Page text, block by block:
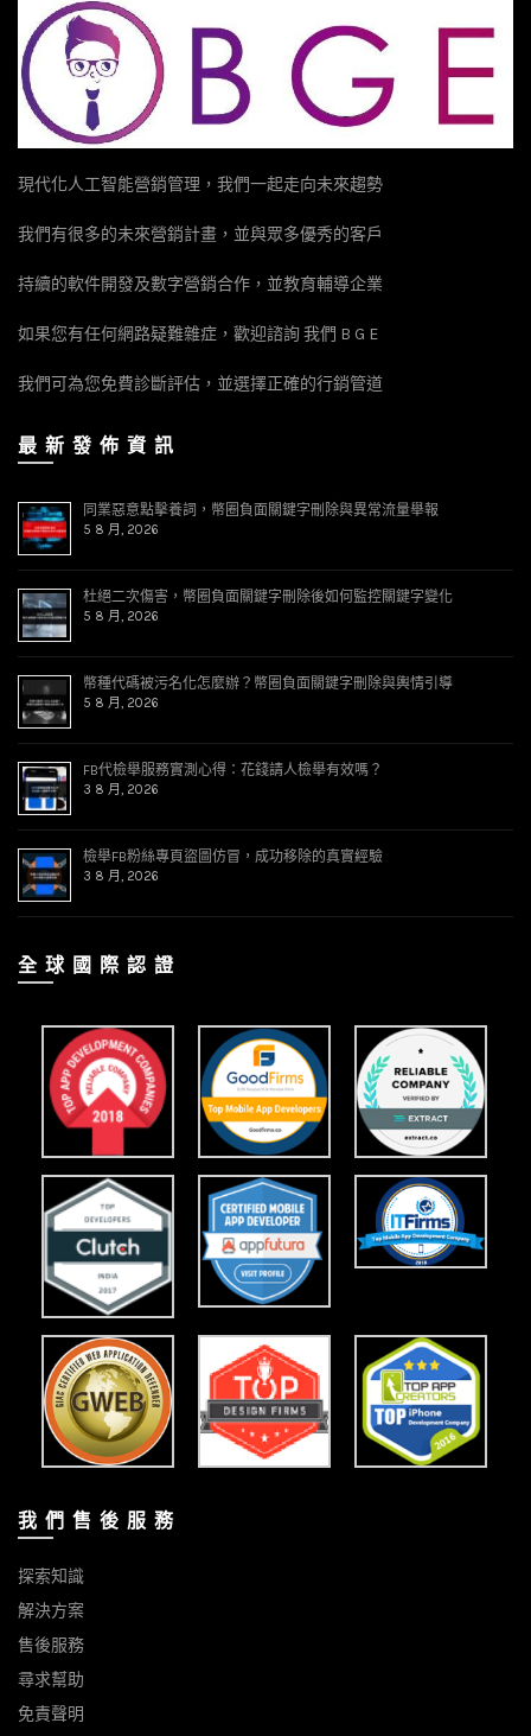
現代化人工智能營銷管理，我們一起走向未來趨勢
我們有很多的未來營銷計畫，並與眾多優秀的客戶
持續的軟件開發及數字營銷合作，並教育輔導企業
如果您有任何網路疑難雜症，歡迎諮詢 我們 B G E
我們可為您免費診斷評估，並選擇正確的行銷管道
最 新 發 佈 資 訊
同業惡意點擊養詞，幣圈負面關鍵字刪除與異常流量舉報
5 8 月, 2026
杜絕二次傷害，幣圈負面關鍵字刪除後如何監控關鍵字變化
5 8 月, 2026
幣種代碼被污名化怎麼辦？幣圈負面關鍵字刪除與輿情引導
5 8 月, 2026
FB代檢舉服務實測心得：花錢請人檢舉有效嗎？
3 8 月, 2026
檢舉FB粉絲專頁盜圖仿冒，成功移除的真實經驗
3 8 月, 2026
全 球 國 際 認 證
我 們 售 後 服 務
探索知識
解決方案
售後服務
尋求幫助
免責聲明